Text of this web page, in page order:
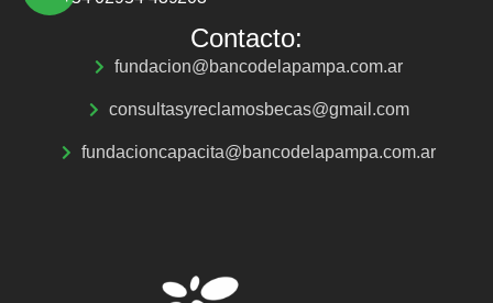
Contacto:
fundacion@bancodelapampa.com.ar
consultasyreclamosbecas@gmail.com
fundacioncapacita@bancodelapampa.com.ar